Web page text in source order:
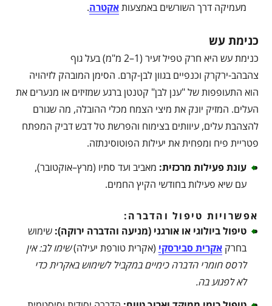
מעמיקה דרך השורשים באמצעותאקטרה.
כנימת עש
כנימת עש היא חרק טפיל זעיר (1–2 מ"מ) בעל גוף
צהבהב-ירקרק וכנפיים בגוון לבן-קרם. הסימן המובהק לזיהויה
הוא התעופפות של "ענן לבן" קטנטן ברגע שמזיזים או מנערים את
העלים. המזיק יונק את מיצי הצמח מכלי ההובלה, מה שגורם
להצהבת עלים, עיוותים בצימוח והפרשת טל דבש דביק המפתח
פטריית פיח ומפחית את יעילות הפוטוסינתזה.
עונת פעילות מרכזית: מאביב ועד סתיו (מרץ–אוקטובר),
עם שיא פעילות בחודשי הקיץ החמים.
אפשרויות טיפול והדברה:
טיפול ביולוגי או אורגני (מניעה והדברה ירוקה): שימוש
בחרקאקרית סבירסקי (אקרית טורפת יעילה)שימו לב: אין
לרסס חומרי הדברה כימיים במקביל לשימוש באקרית כדי
לא לפגוע בה.